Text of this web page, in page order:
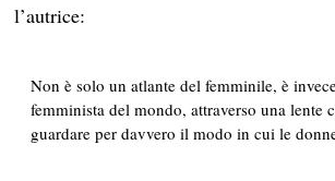
l’autrice:
Non è solo un atlante del femminile, è
femminista del mondo, attraverso una lente
guardare per davvero il modo in cui le